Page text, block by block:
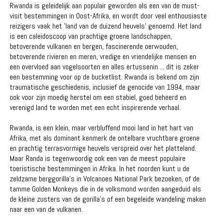
Rwanda is geleidelijk aan populair geworden als een van de must-
visit bestemmingen in Oost-Afrika, en wordt door veel enthousiaste
reizigers vaak het 'land van de duizend heuvels' genoemd. Het land
is een caleidoscoop van prachtige groene landschappen,
betoverende vulkanen en bergen, fascinerende oerwouden,
betoverende rivieren en meren, vredige en vriendelijke mensen en
een overvloed aan vogelsoorten en alles ertussenin ... dit is zeker
een bestemming voor op de bucketlist. Rwanda is bekend om zijn
traumatische geschiedenis, inclusief de genocide van 1994, maar
ook voor zijn moedig herstel om een ​​stabiel, goed beheerd en
verenigd land te worden met een echt inspirerende verhaal.
Rwanda, is een klein, maar verbluffend mooi land in het hart van
Afrika, met als dominant kenmerk de ontelbare vruchtbare groene
en prachtig terrasvormige heuvels verspreid over het platteland.
Maar Randa is tegenwoordig ook een van de meest populaire
toeristische bestemmingen in Afrika. In het noorden kunt u de
zeldzame berggorilla's in Volcanoes National Park bezoeken, of de
tamme Golden Monkeys die in de volksmond worden aangeduid als
de kleine zusters van de gorilla's of een begeleide wandeling maken
naar een van de vulkanen.